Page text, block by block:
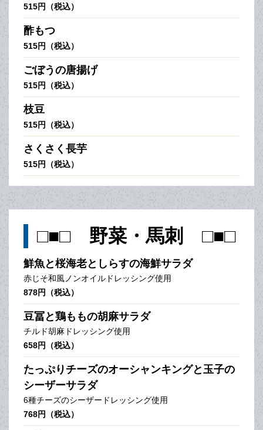
515円（税込）
酢もつ
515円（税込）
ごぼうの唐揚げ
515円（税込）
枝豆
515円（税込）
さくさく長芋
515円（税込）
□■□ 野菜・馬刺 □■□
鮮魚と桜海老としらすの海鮮サラダ
赤じそ和風ノンオイルドレッシング使用
878円（税込）
豆冨と鶏ももの胡麻サラダ
チルド胡麻ドレッシング使用
658円（税込）
たっぷりチーズのオーシャンキングと玉子の
シーザーサラダ
6種チーズのシーザードレッシング使用
768円（税込）